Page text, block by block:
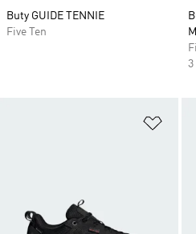
Buty GUIDE TENNIE
Five Ten
3